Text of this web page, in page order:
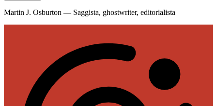
Martin J. Osburton — Saggista, ghostwriter, editorialista